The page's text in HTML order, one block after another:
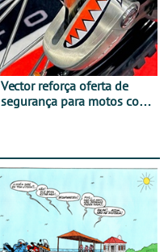
Vector reforça oferta de
segurança para motos com